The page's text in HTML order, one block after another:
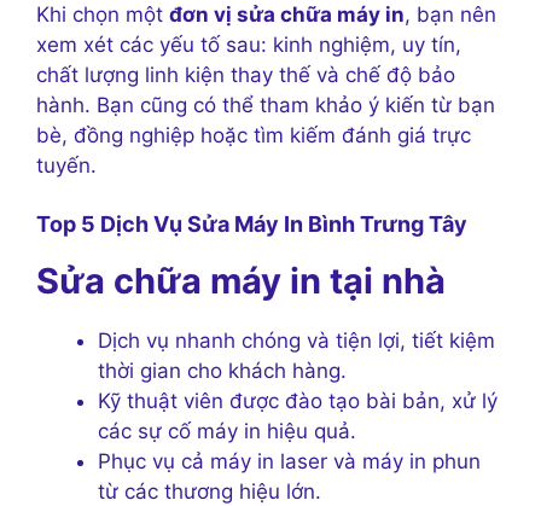
Khi chọn một đơn vị sửa chữa máy in, bạn nên
xem xét các yếu tố sau: kinh nghiệm, uy tín,
chất lượng linh kiện thay thế và chế độ bảo
hành. Bạn cũng có thể tham khảo ý kiến từ bạn
bè, đồng nghiệp hoặc tìm kiếm đánh giá trực
tuyến.
Top 5 Dịch Vụ Sửa Máy In Bình Trưng Tây
Sửa chữa máy in tại nhà
Dịch vụ nhanh chóng và tiện lợi, tiết kiệm
thời gian cho khách hàng.
Kỹ thuật viên được đào tạo bài bản, xử lý
các sự cố máy in hiệu quả.
Phục vụ cả máy in laser và máy in phun
từ các thương hiệu lớn.